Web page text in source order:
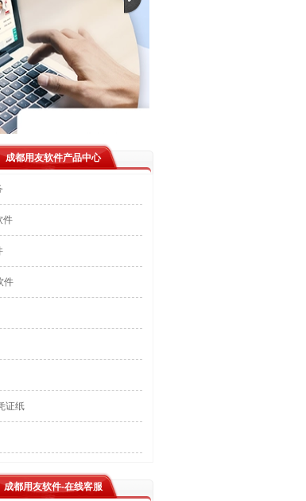
成都用友软件产品中心
件
件
证纸
成都用友软件-在线客服